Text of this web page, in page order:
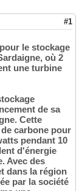
#1
le stockage
où 2
une turbine
de sa
Cette
carbone pour
pendant 10
d'énergie
Avec des
dans la région
par la société